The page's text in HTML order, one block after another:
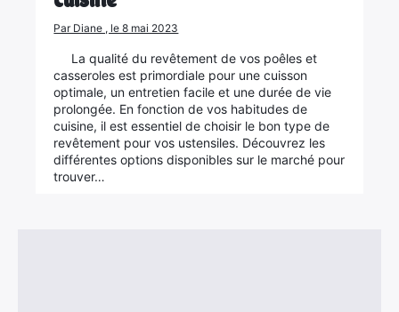
Par Diane , le 8 mai 2023
La qualité du revêtement de vos poêles et
casseroles est primordiale pour une cuisson
optimale, un entretien facile et une durée de vie
prolongée. En fonction de vos habitudes de
cuisine, il est essentiel de choisir le bon type de
revêtement pour vos ustensiles. Découvrez les
différentes options disponibles sur le marché pour
trouver…